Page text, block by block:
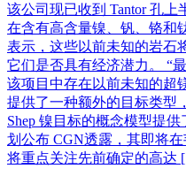
该公司现已收到 Tantor 孔
在含有高含量镍、钒、铬和
表示，这些以前未知的岩石
它们是否具有经济潜力。 “
该项目中存在以前未知的超
提供了一种额外的目标类型
Shep 镍目标的概念模型提
划公布 CGN透露，其即将
将重点关注先前确定的高达